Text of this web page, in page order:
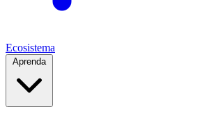
Ecosistema
Aprenda